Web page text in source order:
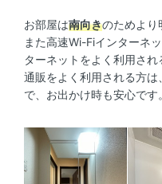
お部屋は南向きのためより
また高速Wi-Fiインターネ
ターネットをよく利用され
通販をよく利用される方
で、お出かけ時も安心です。